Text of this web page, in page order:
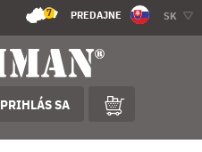
7 PREDAJNE SK
PRIHLÁS SA